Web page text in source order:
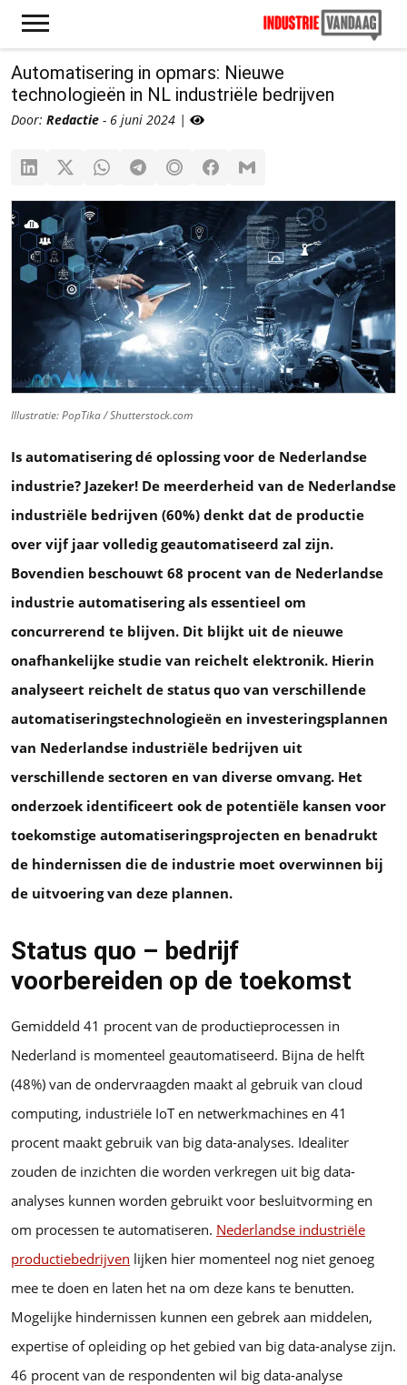
Automatisering in opmars: Nieuwe
technologieën in NL industriële bedrijven
Door: Redactie - 6 juni 2024 |
Illustratie: PopTika / Shutterstock.com
Is automatisering dé oplossing voor de Nederlandse
industrie? Jazeker! De meerderheid van de Nederlandse
industriële bedrijven (60%) denkt dat de productie
over vijf jaar volledig geautomatiseerd zal zijn.
Bovendien beschouwt 68 procent van de Nederlandse
industrie automatisering als essentieel om
concurrerend te blijven. Dit blijkt uit de nieuwe
onafhankelijke studie van reichelt elektronik. Hierin
analyseert reichelt de status quo van verschillende
automatiseringstechnologieën en investeringsplannen
van Nederlandse industriële bedrijven uit
verschillende sectoren en van diverse omvang. Het
onderzoek identificeert ook de potentiële kansen voor
toekomstige automatiseringsprojecten en benadrukt
de hindernissen die de industrie moet overwinnen bij
de uitvoering van deze plannen.
Status quo – bedrijf
voorbereiden op de toekomst
Gemiddeld 41 procent van de productieprocessen in
Nederland is momenteel geautomatiseerd. Bijna de helft
(48%) van de ondervraagden maakt al gebruik van cloud
computing, industriële IoT en netwerkmachines en 41
procent maakt gebruik van big data-analyses. Idealiter
zouden de inzichten die worden verkregen uit big data-
analyses kunnen worden gebruikt voor besluitvorming en
om processen te automatiseren. Nederlandse industriële
productiebedrijven lijken hier momenteel nog niet genoeg
mee te doen en laten het na om deze kans te benutten.
Mogelijke hindernissen kunnen een gebrek aan middelen,
expertise of opleiding op het gebied van big data-analyse zijn.
46 procent van de respondenten wil big data-analyse